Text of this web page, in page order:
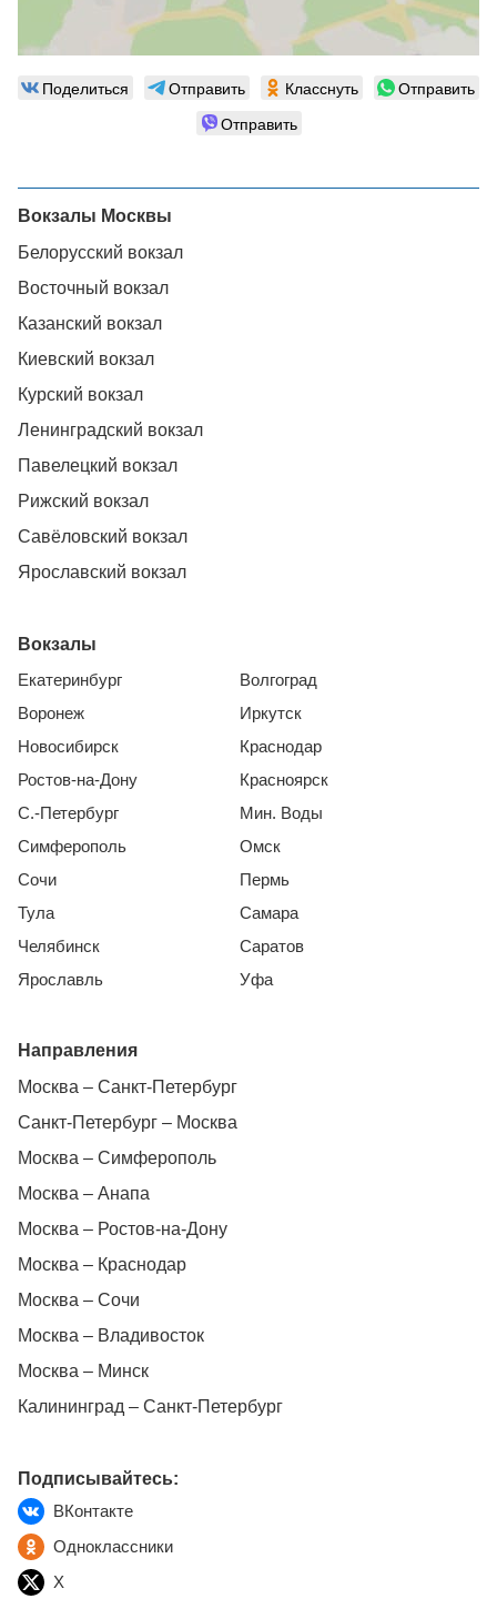
Поделиться Отправить Класснуть
Отправить
Отправить
Вокзалы Москвы
Белорусский вокзал
Восточный вокзал
Казанский вокзал
Киевский вокзал
Курский вокзал
Ленинградский вокзал
Павелецкий вокзал
Рижский вокзал
Савёловский вокзал
Ярославский вокзал
Вокзалы
Екатеринбург
Воронеж
Новосибирск
Ростов-на-Дону
С.-Петербург
Симферополь
Сочи
Тула
Челябинск
Ярославль
Волгоград
Иркутск
Краснодар
Красноярск
Мин. Воды
Омск
Пермь
Самара
Саратов
Уфа
Направления
Москва – Санкт-Петербург
Санкт-Петербург – Москва
Москва – Симферополь
Москва – Анапа
Москва – Ростов-на-Дону
Москва – Краснодар
Москва – Сочи
Москва – Владивосток
Москва – Минск
Калининград – Санкт-Петербург
Подписывайтесь:
ВКонтакте
Одноклассники
X